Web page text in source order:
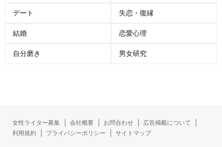
デート 失恋・復縁
結婚 恋愛心理
自分磨き 男女研究
女性ライター募集 会社概要 お問合わせ
広告掲載について
利用規約
プライバシーポリシー サイトマップ